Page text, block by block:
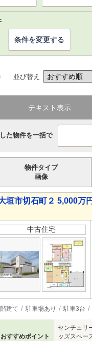
条件を変更する
並び替え
テキスト表示
た物件を一括で
物件タイプ
画像
垣市切石町２ 5,000万
中古住宅
建て 駐車場あり 駐車3台
おすすめポイント
センチュリ
ッズスペー